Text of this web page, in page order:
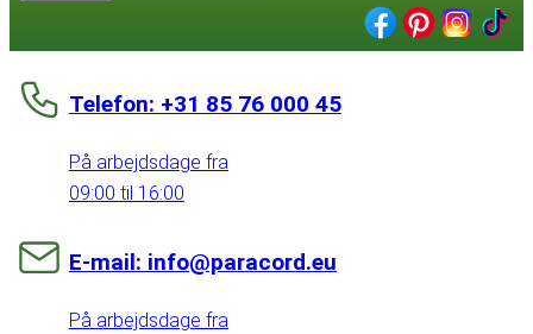
Telefon: +31 85 76 000 45
På arbejdsdage fra
09:00 til 16:00
E-mail: info@paracord.eu
På arbejdsdage fra